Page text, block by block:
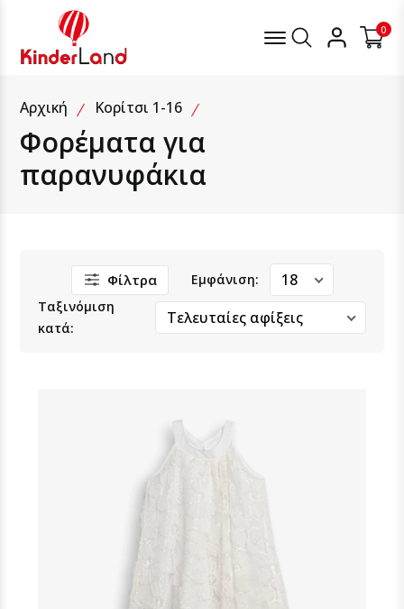
ΜενούΑναζήτηση0
Αρχική Κορίτσι 1-16
Φορέματα για παρανυφάκια
Φορέματα για
παρανυφάκια
Φίλτρα
Εμφάνιση:
Ταξινόμιση
κατά: